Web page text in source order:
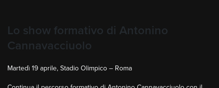
Lo show formativo di Antonino
Cannavacciuolo
Martedì 19 aprile, Stadio Olimpico – Roma